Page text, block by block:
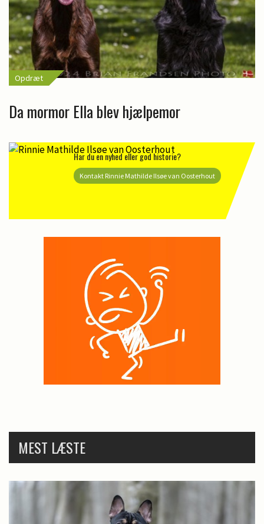
Opdræt
Da mormor Ella blev hjælpemor
Har du en nyhed eller god historie?
Kontakt Rinnie Mathilde Ilsøe van Oosterhout
MEST LÆSTE